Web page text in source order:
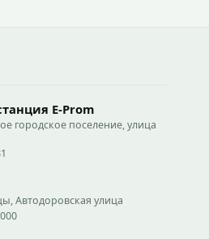
E-Prom
городское поселение, улица
Автодоровская улица